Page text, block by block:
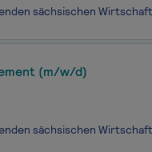
(m/w/d)